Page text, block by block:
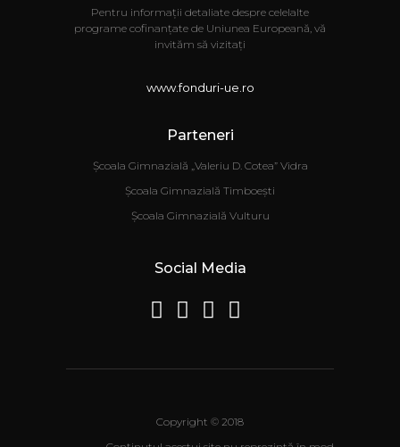
Pentru informații detaliate despre celelalte
programe cofinanțate de Uniunea Europeană, vă
invităm să vizitați
www.fonduri-ue.ro
Parteneri
Școala Gimnazială „Valeriu D. Cotea” Vidra
Școala Gimnazială Timboești
Școala Gimnazială Vulturu
Social Media
Copyright © 2018